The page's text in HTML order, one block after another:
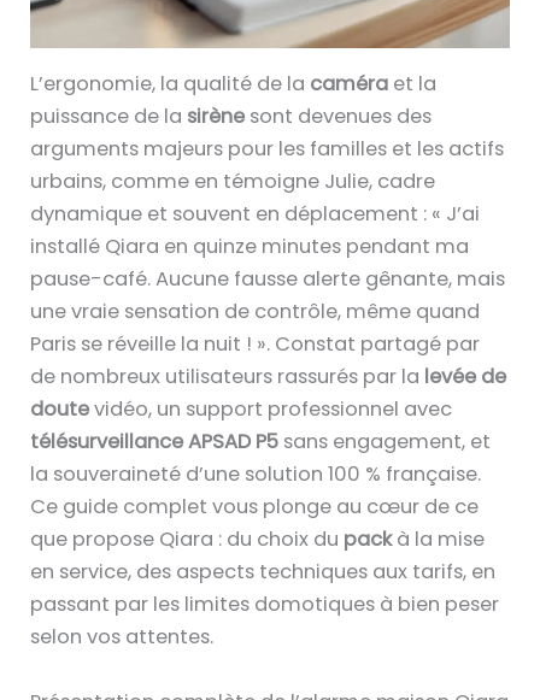
L’ergonomie, la qualité de la caméra et la
puissance de la sirène sont devenues des
arguments majeurs pour les familles et les actifs
urbains, comme en témoigne Julie, cadre
dynamique et souvent en déplacement : « J’ai
installé Qiara en quinze minutes pendant ma
pause-café. Aucune fausse alerte gênante, mais
une vraie sensation de contrôle, même quand
Paris se réveille la nuit ! ». Constat partagé par
de nombreux utilisateurs rassurés par la levée de
doutevidéo, un support professionnel avec
télésurveillanceAPSAD P5 sans engagement, et
la souveraineté d’une solution 100 % française.
Ce guide complet vous plonge au cœur de ce
que propose Qiara : du choix du packà la mise
en service, des aspects techniques aux tarifs, en
passant par les limites domotiques à bien peser
selon vos attentes.